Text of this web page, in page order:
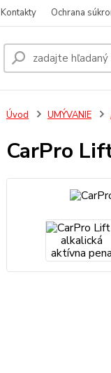
Kontakty Ochrana
Úvod UMÝVANIE
CarPro